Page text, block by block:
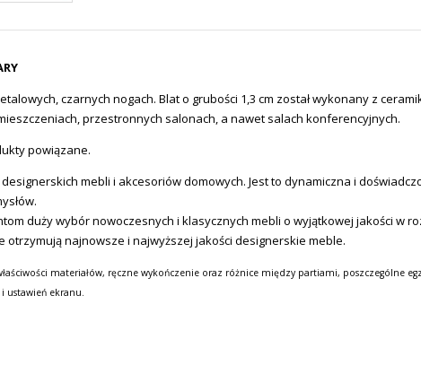
czarnych nogach. Blat o grubości 1,3 cm został wykonany z
przestronnych salonach, a nawet salach konferencyjnych.
powiązane.
mebli i akcesoriów domowych. Jest to dynamiczna i
duży wybór nowoczesnych i klasycznych mebli o wyjątkowej jakości w
najnowsze i najwyższej jakości designerskie meble.
materiałów, ręczne wykończenie oraz różnice między partiami, poszczególne
ustawień ekranu.